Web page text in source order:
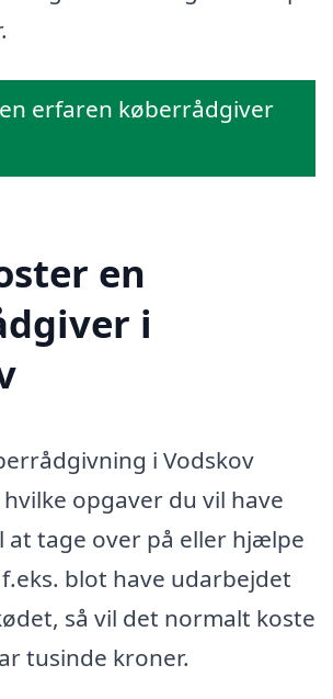
erfaren køberrådgiver
en
i
i Vodskov
opgaver du vil have
at tage over på eller hjælpe
blot have udarbejdet
så vil det normalt koste
tusinde kroner.